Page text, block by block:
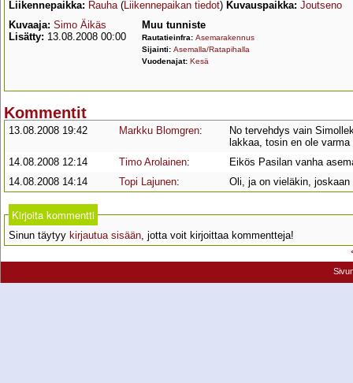
Liikennepaikka: Rauha(Liikennepaikan tiedot) Kuvauspaikka: Joutseno
Kuvaaja: Simo Äikäs
Lisätty: 13.08.2008 00:00
Muu tunniste
Rautatieinfra: Asemarakennus
Sijainti: Asemalla/Ratapihalla
Vuodenajat: Kesä
Kommentit
13.08.2008 19:42 Markku Blomgren:
No tervehdys vain
lakkaa, tosin en ole
14.08.2008 12:14
Timo Arolainen:
Eikös Pasilan vanha
14.08.2008 14:14
Topi Lajunen: Oli, ja on vieläkin,
Kirjoita kommentti
Sinun täytyy kirjautua sisään, jotta voit kirjoittaa kommentteja!